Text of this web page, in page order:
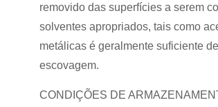
removido das superfícies a serem
solventes apropriados, tais como
metálicas é geralmente suficiente
escovagem.
CONDIÇÕES DE